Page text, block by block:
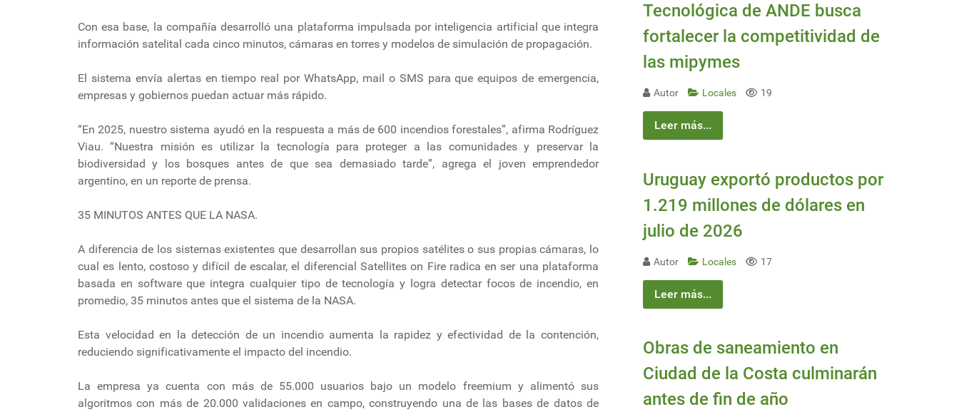
Con esa base, la compañía desarrolló una plataforma impulsada por inteligencia artificial que integra
información satelital cada cinco minutos, cámaras en torres y modelos de simulación de propagación.
El sistema envía alertas en tiempo real por WhatsApp, mail o SMS para que equipos de emergencia,
empresas y gobiernos puedan actuar más rápido.
“En 2025, nuestro sistema ayudó en la respuesta a más de 600 incendios forestales”, afirma Rodríguez
Viau. “Nuestra misión es utilizar la tecnología para proteger a las comunidades y preservar la
biodiversidad y los bosques antes de que sea demasiado tarde”, agrega el joven emprendedor
argentino, en un reporte de prensa.
35 MINUTOS ANTES QUE LA NASA.
A diferencia de los sistemas existentes que desarrollan sus propios satélites o sus propias cámaras, lo
cual es lento, costoso y difícil de escalar, el diferencial Satellites on Fire radica en ser una plataforma
basada en software que integra cualquier tipo de tecnología y logra detectar focos de incendio, en
promedio, 35 minutos antes que el sistema de la NASA.
Esta velocidad en la detección de un incendio aumenta la rapidez y efectividad de la contención,
reduciendo significativamente el impacto del incendio.
La empresa ya cuenta con más de 55.000 usuarios bajo un modelo freemium y alimentó sus
algoritmos con más de 20.000 validaciones en campo, construyendo una de las bases de datos de
Tecnológica de ANDE busca
fortalecer la competitividad de
las mipymes
Autor Locales 19
Leer más...
Uruguay exportó productos por
1.219 millones de dólares en
julio de 2026
Autor Locales 17
Leer más...
Obras de saneamiento en
Ciudad de la Costa culminarán
antes de fin de año